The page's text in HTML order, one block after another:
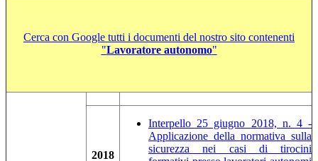
Cerca con Google tutti i documenti del nostro sito contenenti
"Lavoratore autonomo"
2018
Interpello 25 giugno 2018, n. 4 -
Applicazione della normativa sulla
sicurezza nei casi di tirocini